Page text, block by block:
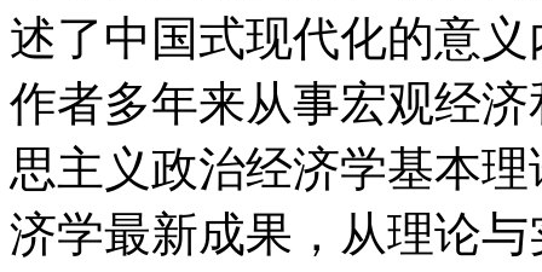
述了中国式现代化的意
作者多年来从事宏观经
思主义政治经济学基本
济学最新成果，从理论